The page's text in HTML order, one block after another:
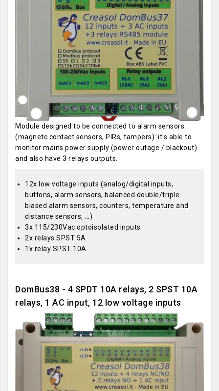
Module designed to be connected to alarm sensors
(magnetc contact sensors, PIRs, tampers): it's able to
monitor mains power supply (power outage / blackout)
and also have 3 relays outputs.
12x low voltage inputs (analog/digital inputs,
buttons, alarm sensors, balanced double/triple
biased alarm sensors, counters, temperature and
distance sensors, ...)
3x 115/230Vac optoisolated inputs
2x relays SPST 5A
1x relay SPST 10A
DomBus38 - 4 SPDT 10A relays, 2 SPST 10A
relays, 1 AC input, 12 low voltage inputs